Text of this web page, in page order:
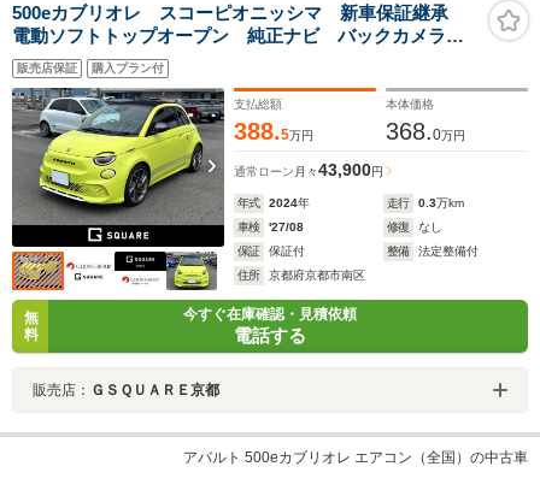
500eカブリオレ スコーピオニッシマ 新車保証継承
電動ソフトトップオープン 純正ナビ バックカメラ
ETC2.0 4カメラドラレコ
販売店保証 購入プラン付
支払総額
388.5万円
本体価格
368.0万円
通常ローン 月々43,900円
年式 2024年 走行 0.3万km
車検
'27/08 修復
なし
保証
保証付 整備
法定整備付
住所
京都府京都市南区
無
料
今すぐ在庫確認・見積依頼
電話する
販売店： ＧＳＱＵＡＲＥ京都
アバルト 500eカブリオレ エアコン（全国）の中古車